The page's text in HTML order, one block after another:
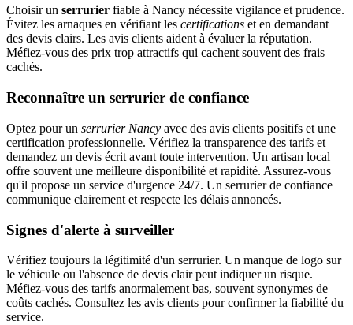
Choisir un serrurier fiable à Nancy nécessite vigilance et prudence.
Évitez les arnaques en vérifiant les certifications et en demandant
des devis clairs. Les avis clients aident à évaluer la réputation.
Méfiez-vous des prix trop attractifs qui cachent souvent des frais
cachés.
Reconnaître un serrurier de confiance
Optez pour un serrurier Nancy avec des avis clients positifs et une
certification professionnelle. Vérifiez la transparence des tarifs et
demandez un devis écrit avant toute intervention. Un artisan local
offre souvent une meilleure disponibilité et rapidité. Assurez-vous
qu'il propose un service d'urgence 24/7. Un serrurier de confiance
communique clairement et respecte les délais annoncés.
Signes d'alerte à surveiller
Vérifiez toujours la légitimité d'un serrurier. Un manque de logo sur
le véhicule ou l'absence de devis clair peut indiquer un risque.
Méfiez-vous des tarifs anormalement bas, souvent synonymes de
coûts cachés. Consultez les avis clients pour confirmer la fiabilité du
service.